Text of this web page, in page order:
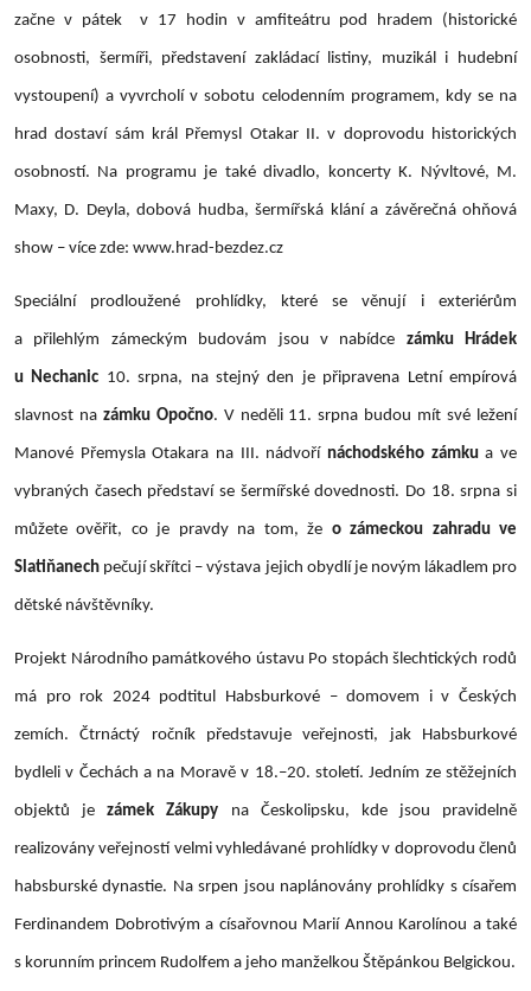
začne v pátek v 17 hodin v amfiteátru pod hradem (historické
osobnosti, šermíři, představení zakládací listiny, muzikál i hudební
vystoupení) a vyvrcholí v sobotu celodenním programem, kdy se na
hrad dostaví sám král Přemysl Otakar II. v doprovodu historických
osobností. Na programu je také divadlo, koncerty K. Nývltové, M.
Maxy, D. Deyla, dobová hudba, šermířská klání a závěrečná ohňová
show – více zde: www.hrad-bezdez.cz
Speciální prodloužené prohlídky, které se věnují i exteriérům
a přilehlým zámeckým budovám jsou v nabídce zámku Hrádek
u Nechanic 10. srpna, na stejný den je připravena Letní empírová
slavnost na zámku Opočno. V neděli 11. srpna budou mít své ležení
Manové Přemysla Otakara na III. nádvoří náchodského zámkua ve
vybraných časech představí se šermířské dovednosti. Do 18. srpna si
můžete ověřit, co je pravdy na tom, že o zámeckou zahradu ve
Slatiňanech pečují skřítci – výstava jejich obydlí je novým lákadlem pro
dětské návštěvníky.
Projekt Národního památkového ústavu Po stopách šlechtických rodů
má pro rok 2024 podtitul Habsburkové – domovem i v Českých
zemích. Čtrnáctý ročník představuje veřejnosti, jak Habsburkové
bydleli v Čechách a na Moravě v 18.–20. století. Jedním ze stěžejních
objektů jezámek Zákupy na Českolipsku, kde jsou pravidelně
realizovány veřejností velmi vyhledávané prohlídky v doprovodu členů
habsburské dynastie. Na srpen jsou naplánovány prohlídky s císařem
Ferdinandem Dobrotivým a císařovnou Marií Annou Karolínou a také
s korunním princem Rudolfem a jeho manželkou Štěpánkou Belgickou.